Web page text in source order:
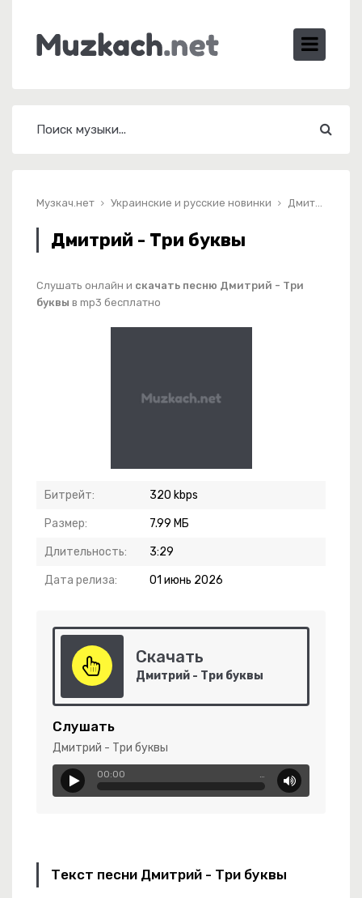
Музкач.нет Украинские и русские новинки Дмитрий - Три буквы
Дмитрий - Три буквы
Слушать онлайн и скачать песню Дмитрий - Три
буквы в mp3 бесплатно
Битрейт: 320 kbps
Размер: 7.99 МБ
Длительность: 3:29
Дата релиза: 01 июнь 2026
Скачать
Дмитрий - Три буквы
Слушать
Дмитрий - Три буквы
00:00 …
Текст песни Дмитрий - Три буквы
Эхо Прошлых Лет